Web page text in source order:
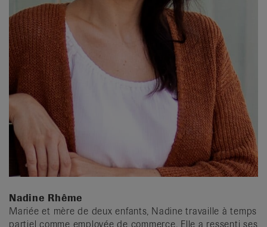
Nadine Rhême
Mariée et mère de deux enfants, Nadine travaille à temps
partiel comme employée de commerce. Elle a ressenti ses